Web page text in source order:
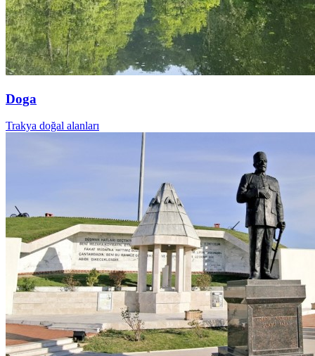
Doga
Trakya doğal alanları